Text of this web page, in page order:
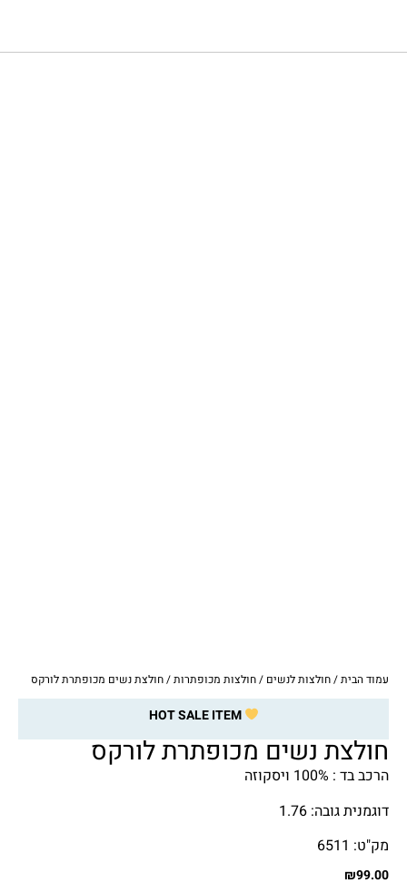
עמוד הבית/חולצות לנשים /חולצות מכופתרות/ חולצת נשים מכופתרת לורקס
HOT SALE ITEM
חולצת נשים מכופתרת לורקס
הרכב בד : 100% ויסקוזה
דוגמנית גובה: 1.76
מק"ט: 6511
₪99.00